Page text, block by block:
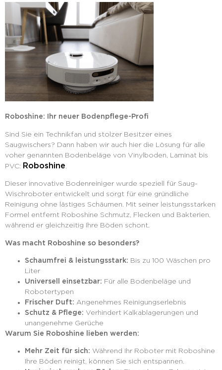
Roboshine: Ihr neuer Bodenpflege-Profi
Sind Sie ein Technikfan und stolzer Besitzer eines
Saugwischers? Dann haben wir auch hier die Lösung für alle
voher genannten Bodenbeläge von Vinylboden, Laminat bis
PVC: Roboshine.
Dieser innovative Bodenreiniger wurde speziell für Saug-
Wischroboter entwickelt und sorgt für eine gründliche
Reinigung ohne lästiges Schäumen. Mit seiner leistungsstarken
Formel entfernt Roboshine Schmutz, Flecken und Bakterien,
während er gleichzeitig Ihre Böden schont.
Was macht Roboshine so besonders?
Schaumfrei & leistungsstark: Bis zu 100 Wäschen pro
Liter
Universell einsetzbar: Für alle Bodenbeläge und
Robotertypen
Frischer Duft: Angenehmes Reinigungserlebnis
Schutz & Pflege: Verhindert Kalkablagerungen und
unangenehme Gerüche
Warum Sie Roboshine lieben werden:
Mehr Zeit für sich: Während Ihr Roboter mit Roboshine
Ihre Böden reinigt, können Sie sich entspannen.